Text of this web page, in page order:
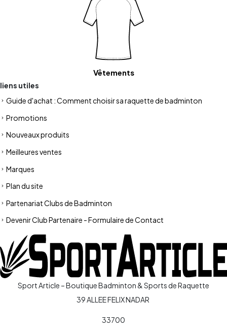
Vêtements
liens utiles
Guide d'achat : Comment choisir sa raquette de badminton
Promotions
Nouveaux produits
Meilleures ventes
Marques
Plan du site
Partenariat Clubs de Badminton
Devenir Club Partenaire - Formulaire de Contact
Sport Article – Boutique Badminton & Sports de Raquette
39 ALLEE FELIX NADAR
33700